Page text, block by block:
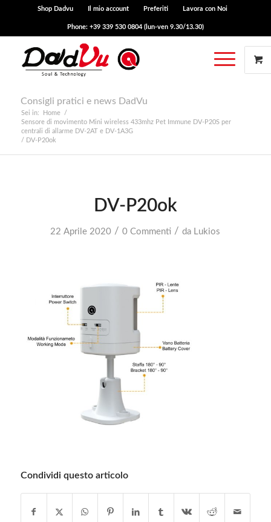
Shop Dadvu Il mio account Preferiti Lavora con Noi
Phone: +39 339 530 0804 (lun-ven 9.30/13.30)
Consigli pratici e news DadVu
Sei in: Home
/
Sensore di movimento Mini wireless 433mhz Pet Immune DV-P20S per
centrali di allarme DV-2AT e DV-1A3G
/ DV-P20ok
DV-P20ok
22 Aprile 2020 / 0 Commenti / da Lukios
Condividi questo articolo